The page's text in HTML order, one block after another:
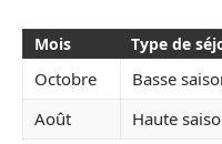
Mois Type de
Octobre Basse
Août
Haute